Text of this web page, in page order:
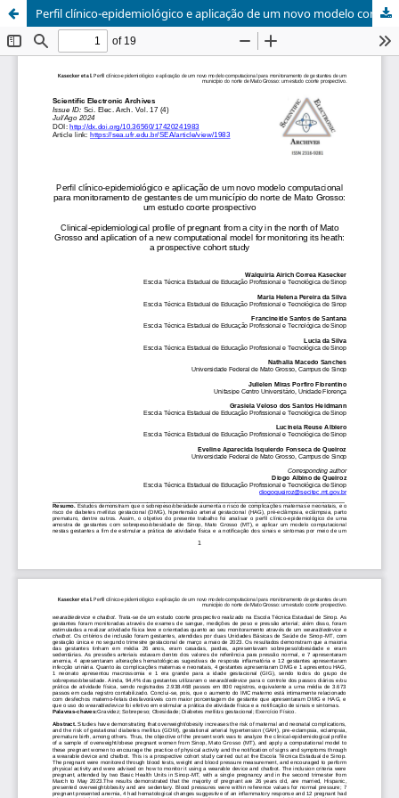
Perfil clínico-epidemiológico e aplicação de um novo modelo computacional para monitoramento de gestantes de um município do norte de Mato Grosso: um estudo coorte prospectivo